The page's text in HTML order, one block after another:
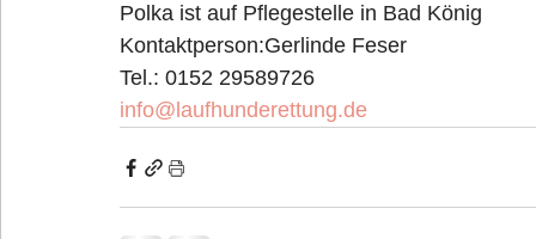
Polka ist auf Pflegestelle in Bad König
Kontaktperson:Gerlinde Feser
Tel.: 0152 29589726
info@laufhunderettung.de